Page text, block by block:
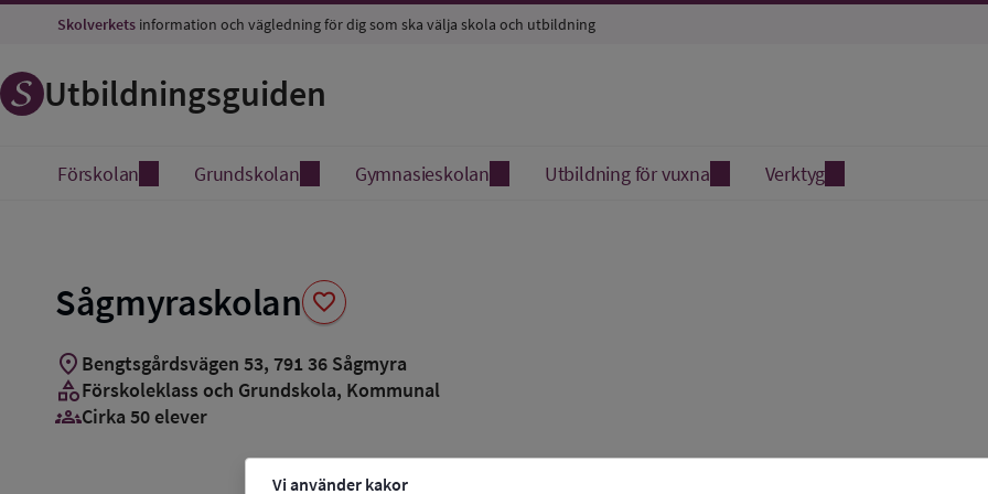
Vi använder kakor
Skolverkets information och vägledning för dig som ska välja skola och utbildning
Utbildningsguiden
Förskolan Grundskolan Gymnasieskolan Utbildning för vuxna Verktyg
Sågmyraskolan favorite
Spara
location_on Bengtsgårdsvägen 53, 791 36 Sågmyra
categoryFörskoleklass och Grundskola, Kommunal
groups_3Cirka 50 elever